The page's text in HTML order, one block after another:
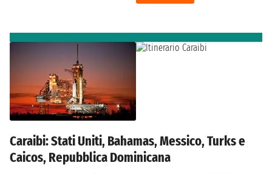
Caraibi: Stati Uniti, Bahamas, Messico, Turks e
Caicos, Repubblica Dominicana